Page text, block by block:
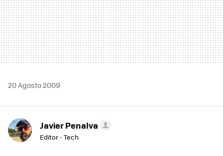
20 Agosto 2009
Javier Penalva
Editor - Tech